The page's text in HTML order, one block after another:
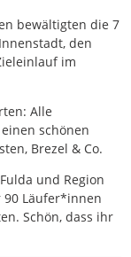
bewältigten die 7
den
im
Alle
schönen
Brezel & Co.
und Region
Läufer*innen
Schön, dass ihr